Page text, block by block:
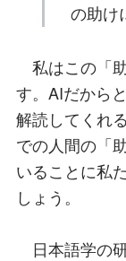
の助け
私はこの「
す。AIだから
解読してくれ
での人間の「
いることに私
しょう。
日本語学の